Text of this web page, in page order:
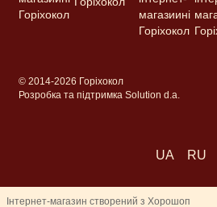
© 2014-2026 Горіхокол
Розробка та підтримка Solution d.a.
UA RU
Інтернет-магазин створений з Хорошоп